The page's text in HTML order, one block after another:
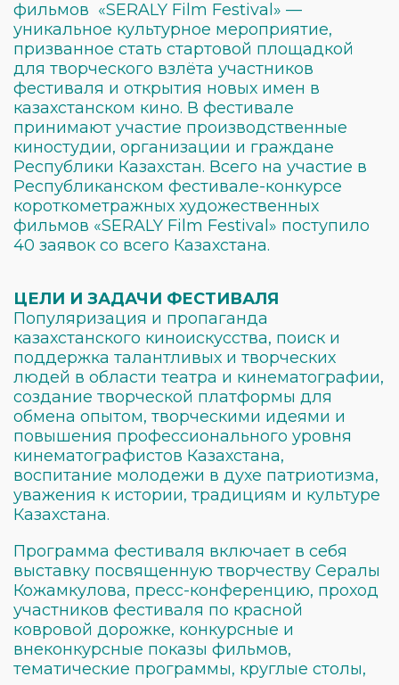
фильмов «SERALY Film Festival» —
уникальное культурное мероприятие,
призванное стать стартовой площадкой
для творческого взлёта участников
фестиваля и открытия новых имен в
казахстанском кино. В фестивале
принимают участие производственные
киностудии, организации и граждане
Республики Казахстан. Всего на участие в
Республиканском фестивале-конкурсе
короткометражных художественных
фильмов «SERALY Film Festival» поступило
40 заявок со всего Казахстана.
ЦЕЛИ И ЗАДАЧИ ФЕСТИВАЛЯ
Популяризация и пропаганда
казахстанского киноискусства, поиск и
поддержка талантливых и творческих
людей в области театра и кинематографии,
создание творческой платформы для
обмена опытом, творческими идеями и
повышения профессионального уровня
кинематографистов Казахстана,
воспитание молодежи в духе патриотизма,
уважения к истории, традициям и культуре
Казахстана.
Программа фестиваля включает в себя
выставку посвященную творчеству Сералы
Кожамкулова, пресс-конференцию, проход
участников фестиваля по красной
ковровой дорожке, конкурсные и
внеконкурсные показы фильмов,
тематические программы, круглые столы,